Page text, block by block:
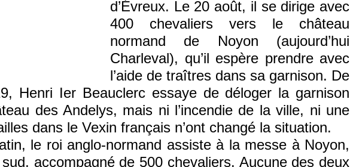
d’Évreux. Le 20 août, il se dirige avec
400 chevaliers vers le château
normand de Noyon (aujourd’hui
Charleval), qu’il espère prendre avec
l’aide de traîtres dans sa garnison. De
Henri Ier Beauclerc essaye de déloger la garnison
des Andelys, mais ni l’incendie de la ville, ni une
dans le Vexin français n’ont changé la situation.
le roi anglo-normand assiste à la messe à Noyon,
accompagné de 500 chevaliers. Aucune des deux